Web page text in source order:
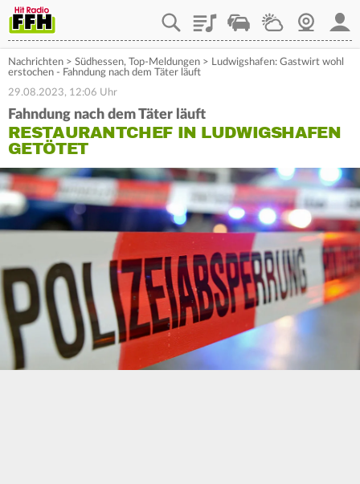
PlaylistStaupilotWetterWebcam
Nachrichten > Südhessen, Top-Meldungen > Ludwigshafen: Gastwirt wohl
erstochen - Fahndung nach dem Täter läuft
29.08.2023, 12:06 Uhr
Fahndung nach dem Täter läuft
RESTAURANTCHEF IN LUDWIGSHAFEN
GETÖTET